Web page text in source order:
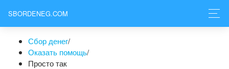
SBORDENEG.COM
Сбор денег/
Оказать помощь/
Просто так